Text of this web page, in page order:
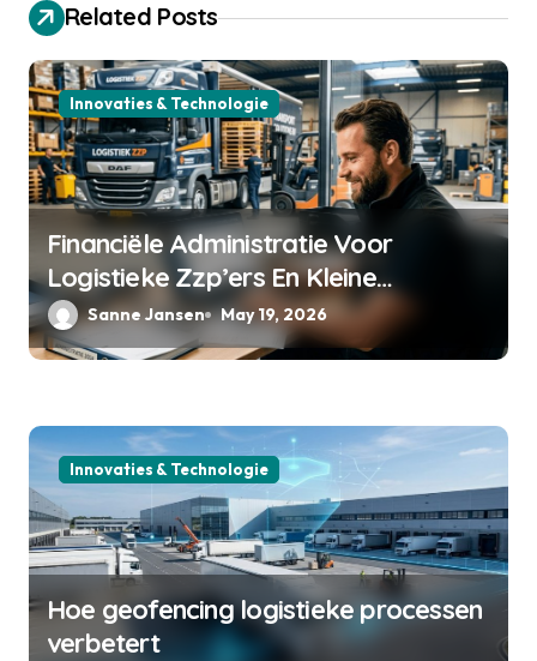
i
g
a
t
i
o
n
Related Posts
Innovaties & Technologie
Financiële Administratie Voor
Logistieke Zzp’ers En Kleine
Transportbedrijven
Sanne Jansen May 19, 2026
Innovaties & Technologie
Hoe geofencing logistieke processen
verbetert